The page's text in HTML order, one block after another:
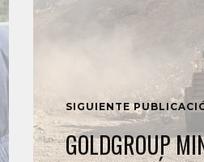
SIGUIENTE
GOLDGROUP